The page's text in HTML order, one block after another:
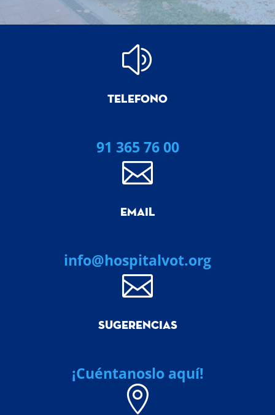
z
TELEFONO
91 365 76 00

EMAIL
info@hospitalvot.org

SUGERENCIAS
¡Cuéntanoslo aquí!
